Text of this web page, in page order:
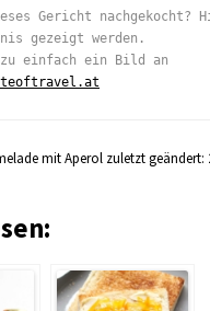
Gericht nachgekocht?
gezeigt werden.
mit Aperol zuletzt geändert: